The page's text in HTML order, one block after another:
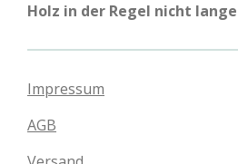
Holz in der Regel nicht
Impressum
AGB